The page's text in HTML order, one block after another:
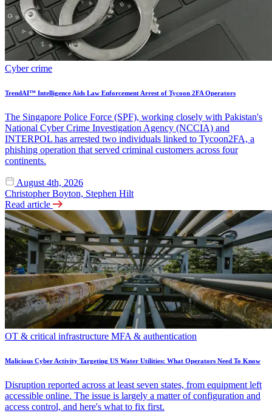
Cyber crime
TrendAI™ Intelligence Aids Law Enforcement Arrest of Tycoon 2FA Operators
The Singapore Police Force (SPF), working closely with Pakistan's
National Cyber Crime Investigation Agency (NCCIA) and
INTERPOL has arrested two individuals linked to Tycoon2FA, a
phishing operation that served criminal customers across four
continents.
August 4th, 2026
Christopher Boyton, Stephen Hilt
Read article
OT & critical infrastructure MFA & authentication
Malicious Cyber Activity Targeting US Water Utilities: What Operators Need To Know
Disruption reported across at least seven states, from equipment left
accessible online. The issue is largely a matter of configuration and
access control, and here's what to fix first.